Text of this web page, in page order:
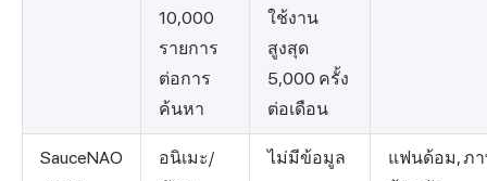
10,000
รายการ
ต่อการ
ค้นหา
ใช้งาน
สูงสุด
5,000 ครั้ง
ต่อเดือน
SauceNAO
อนิเมะ/
ไม่มีข้อมูล
แฟนด้อม, ภ